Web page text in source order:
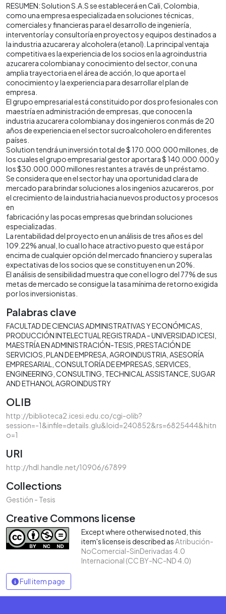
RESUMEN: Solution S.A.S se establecerá en Cali, Colombia,
como una empresa especializada en soluciones técnicas,
comerciales y financieras para el desarrollo de ingeniería,
interventoría y consultoría en proyectos y equipos destinados a
la industria azucarera y alcoholera (etanol). La principal ventaja
competitiva es la experiencia de los socios en la agroindustria
azucarera colombiana y conocimiento del sector, con una
amplia trayectoria en el área de acción, lo que aporta el
conocimiento y la experiencia para desarrollar el plan de
empresa.
El grupo empresarial está constituido por dos profesionales con
maestría en administración de empresas, que conocen la
industria azucarera colombiana y dos ingenieros con más de 20
años de experiencia en el sector sucroalcoholero en diferentes
países.
Solution tendrá un inversión total de $ 170.000.000 millones, de
los cuales el grupo empresarial gestor aportara $ 140.000.000 y
los $30.000.000 millones restantes a través de un préstamo.
Se considera que en el sector hay una oportunidad clara de
mercado para brindar soluciones a los ingenios azucareros, por
el crecimiento de la industria hacia nuevos productos y procesos
en
fabricación y las pocas empresas que brindan soluciones
especializadas.
La rentabilidad del proyecto en un análisis de tres años es del
109.22% anual, lo cual lo hace atractivo puesto que está por
encima de cualquier opción del mercado financiero y supera las
expectativas de los socios que se constituyen en un 20%.
El análisis de sensibilidad muestra que con el logro del 77% de sus
metas de mercado se consigue la tasa mínima de retorno exigida
por los inversionistas.
Palabras clave
FACULTAD DE CIENCIAS ADMINISTRATIVAS Y ECONÓMICAS
PRODUCCIÓN INTELECTUAL REGISTRADA - UNIVERSIDAD ICESI
MAESTRÍA EN ADMINISTRACIÓN-TESIS PRESTACIÓN DE
SERVICIOS PLAN DE EMPRESA AGROINDUSTRIA ASESORÍA
EMPRESARIAL
CONSULTORÍA DE EMPRESAS SERVICES
ENGINEERING CONSULTING TECHNICAL ASSISTANCE SUGAR
AND ETHANOL AGROINDUSTRY
OLIB
http://biblioteca2.icesi.edu.co/cgi-olib?
session=-1&infile=details.glu&loid=240852&rs=6825444&hitn
o=1
URI
http://hdl.handle.net/10906/67899
Collections
Gestión - Tesis
Creative Commons license
Except where otherwised noted, this
item's license is described asAtribución-
NoComercial-SinDerivadas 4.0
Internacional (CC BY-NC-ND 4.0)
Full item page